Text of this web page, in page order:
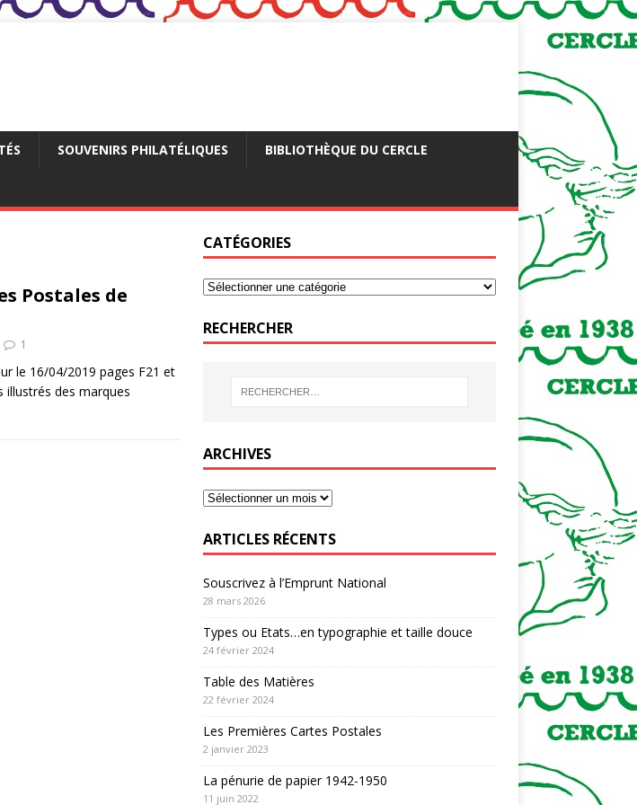
SOUVENIRS PHILATÉLIQUES BIBLIOTHÈQUE DU CERCLE
Postales de
1
le 16/04/2019 pages F21 et
des marques
CATÉGORIES
RECHERCHER
ARCHIVES
ARTICLES RÉCENTS
Souscrivez à l’Emprunt National
28 mars 2026
Types ou Etats…en typographie et taille douce
24 février 2024
Table des Matières
22 février 2024
Les Premières Cartes Postales
2 janvier 2023
La pénurie de papier 1942-1950
11 juin 2022